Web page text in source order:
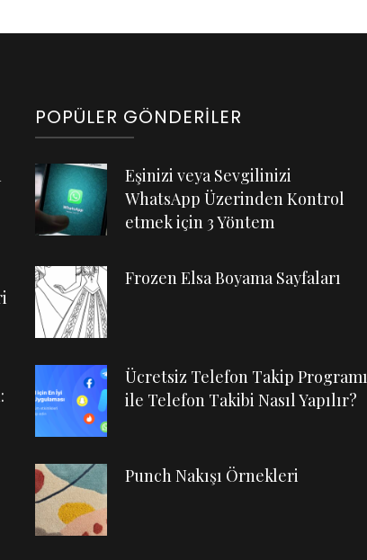
POPÜLER GÖNDERILER
Eşinizi veya Sevgilinizi
WhatsApp Üzerinden Kontrol
etmek için 3 Yöntem
Frozen Elsa Boyama Sayfaları
Ücretsiz Telefon Takip Programı
ile Telefon Takibi Nasıl Yapılır?
Punch Nakışı Örnekleri